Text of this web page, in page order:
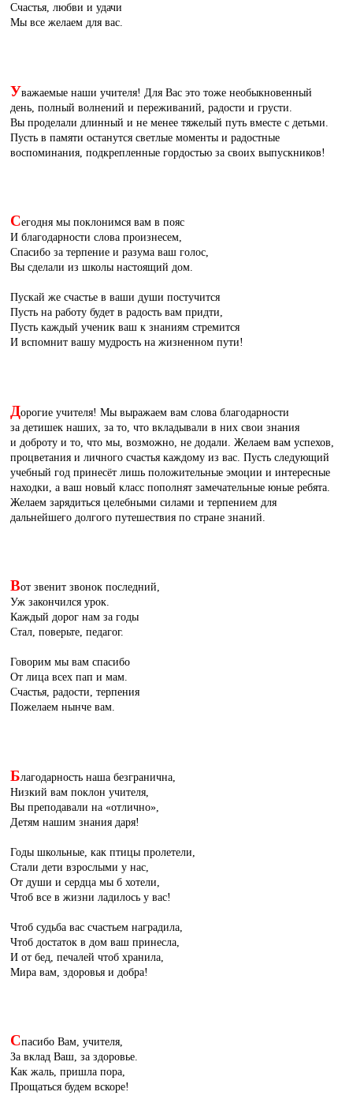
Счастья, любви и удачи
Мы все желаем для вас.
Уважаемые наши учителя! Для Вас это тоже необыкновенный
день, полный волнений и переживаний, радости и грусти.
Вы проделали длинный и не менее тяжелый путь вместе с детьми.
Пусть в памяти останутся светлые моменты и радостные
воспоминания, подкрепленные гордостью за своих выпускников!
Сегодня мы поклонимся вам в пояс
И благодарности слова произнесем,
Спасибо за терпение и разума ваш голос,
Вы сделали из школы настоящий дом.
Пускай же счастье в ваши души постучится
Пусть на работу будет в радость вам придти,
Пусть каждый ученик ваш к знаниям стремится
И вспомнит вашу мудрость на жизненном пути!
Дорогие учителя! Мы выражаем вам слова благодарности
за детишек наших, за то, что вкладывали в них свои знания
и доброту и то, что мы, возможно, не додали. Желаем вам успехов,
процветания и личного счастья каждому из вас. Пусть следующий
учебный год принесёт лишь положительные эмоции и интересные
находки, а ваш новый класс пополнят замечательные юные ребята.
Желаем зарядиться целебными силами и терпением для
дальнейшего долгого путешествия по стране знаний.
Вот звенит звонок последний,
Уж закончился урок.
Каждый дорог нам за годы
Стал, поверьте, педагог.
Говорим мы вам спасибо
От лица всех пап и мам.
Счастья, радости, терпения
Пожелаем нынче вам.
Благодарность наша безгранична,
Низкий вам поклон учителя,
Вы преподавали на «отлично»,
Детям нашим знания даря!
Годы школьные, как птицы пролетели,
Стали дети взрослыми у нас,
От души и сердца мы б хотели,
Чтоб все в жизни ладилось у вас!
Чтоб судьба вас счастьем наградила,
Чтоб достаток в дом ваш принесла,
И от бед, печалей чтоб хранила,
Мира вам, здоровья и добра!
Спасибо Вам, учителя,
За вклад Ваш, за здоровье.
Как жаль, пришла пора,
Прощаться будем вскоре!